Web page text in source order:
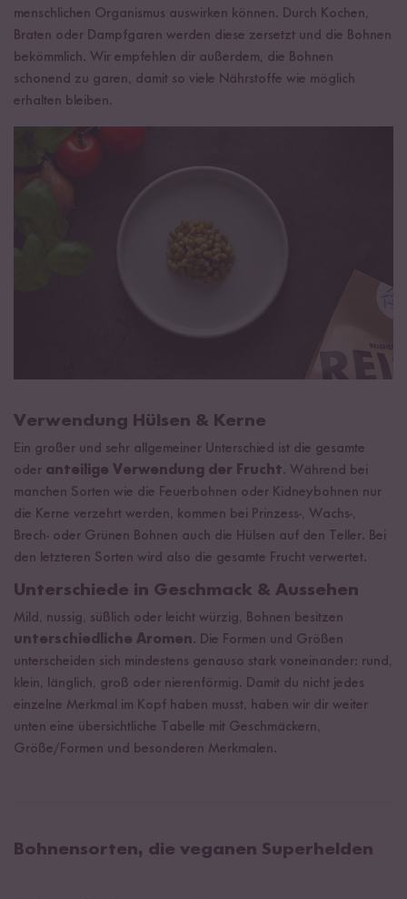
menschlichen Organismus auswirken können. Durch Kochen,
Braten oder Dampfgaren werden diese zersetzt und die Bohnen
bekömmlich. Wir empfehlen dir außerdem, die Bohnen
schonend zu garen, damit so viele Nährstoffe wie möglich
erhalten bleiben.
Verwendung Hülsen & Kerne
Ein großer und sehr allgemeiner Unterschied ist die gesamte
oder anteilige Verwendung der Frucht. Während bei
manchen Sorten wie die Feuerbohnen oder Kidneybohnen nur
die Kerne verzehrt werden, kommen bei Prinzess-, Wachs-,
Brech- oder Grünen Bohnen auch die Hülsen auf den Teller. Bei
den letzteren Sorten wird also die gesamte Frucht verwertet.
Unterschiede in Geschmack & Aussehen
Mild, nussig, süßlich oder leicht würzig, Bohnen besitzen
unterschiedliche Aromen. Die Formen und Größen
unterscheiden sich mindestens genauso stark voneinander: rund,
klein, länglich, groß oder nierenförmig. Damit du nicht jedes
einzelne Merkmal im Kopf haben musst, haben wir dir weiter
unten eine übersichtliche Tabelle mit Geschmäckern,
Größe/Formen und besonderen Merkmalen.
Bohnensorten, die veganen Superhelden